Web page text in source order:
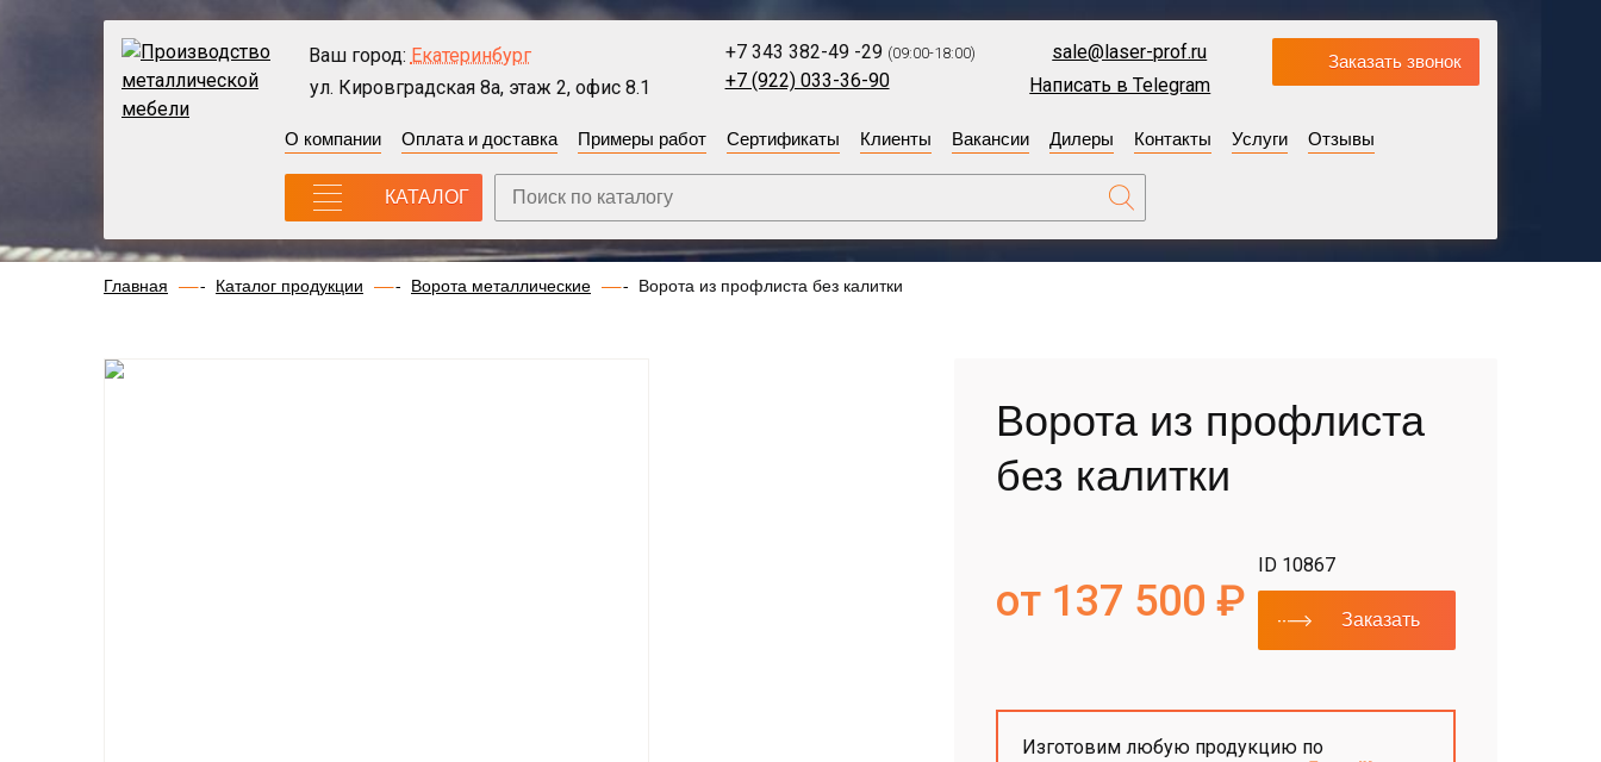
Ваш город: Екатеринбург
ул. Кировградская 8а, этаж 2, офис 8.1
+7 343 382-49 -29 (09:00-18:00)
+7 (922) 033-36-90
sale@laser-prof.ru
Написать в Telegram
Заказать звонок
О компании Оплата и доставка Примеры работ Сертификаты Клиенты Вакансии Дилеры Контакты Услуги Отзывы
КАТАЛОГ
Главная Каталог продукции Ворота металлические Ворота из профлиста без калитки
Ворота из профлиста
без калитки
от 137 500 ₽
ID 10867
Заказать
Изготовим любую продукцию по